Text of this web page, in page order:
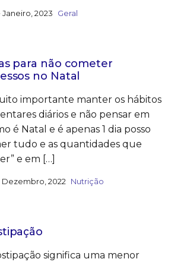
Janeiro, 2023 Geral
para não cometer
no Natal
importante manter os hábitos
diários e não pensar em
é Natal e é apenas 1 dia posso
tudo e as quantidades que
e em […]
Dezembro, 2022 Nutrição
significa uma menor